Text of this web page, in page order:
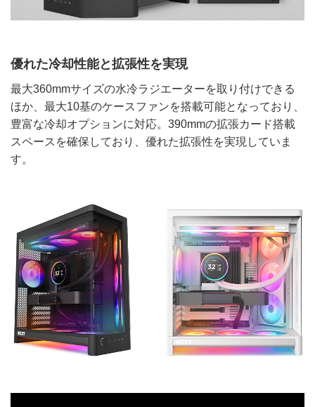
優れた冷却性能と拡張性を実現
最大360mmサイズの水冷ラジエーターを取り付けできる
ほか、最大10基のケースファンを搭載可能となっており、
豊富な冷却オプションに対応。390mmの拡張カード搭載
スペースを確保しており、優れた拡張性を実現していま
す。